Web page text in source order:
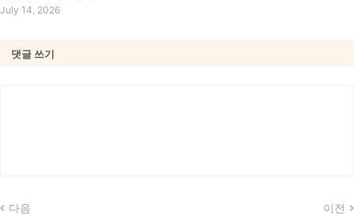
July 14, 2026
댓글 쓰기
다음 이전